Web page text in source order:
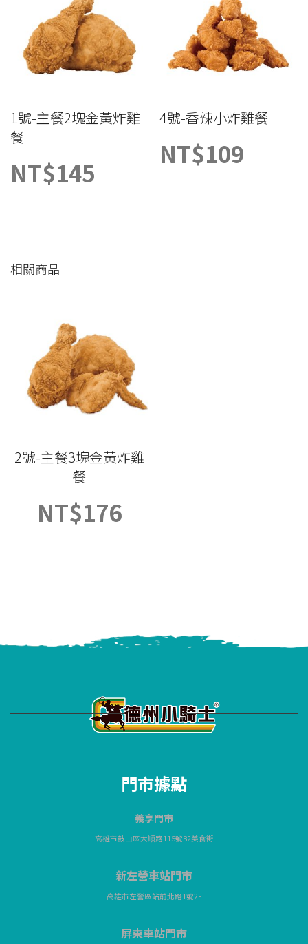
1號-主餐2塊金黃炸雞
餐
NT$145
4號-香辣小炸雞餐
NT$109
相關商品
2號-主餐3塊金黃炸雞
餐
NT$176
門市據點
義享門市
高雄市鼓山區大順路115號B2美食街
新左營車站門市
高雄市左營區站前北路1號2F
屏東車站門市